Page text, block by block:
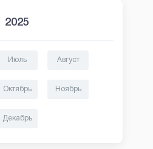
2025
Июль Август
Октябрь Ноябрь
Декабрь